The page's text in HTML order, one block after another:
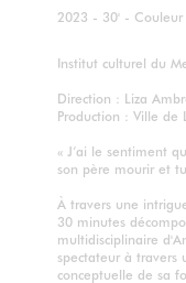
2023 - 30' - Couleur
Institut culturel du
Direction : Liza
Production : Ville de
« J’ai le sentiment
son père mourir et
À travers une
30 minutes
multidisciplinaire
spectateur à
conceptuelle de sa